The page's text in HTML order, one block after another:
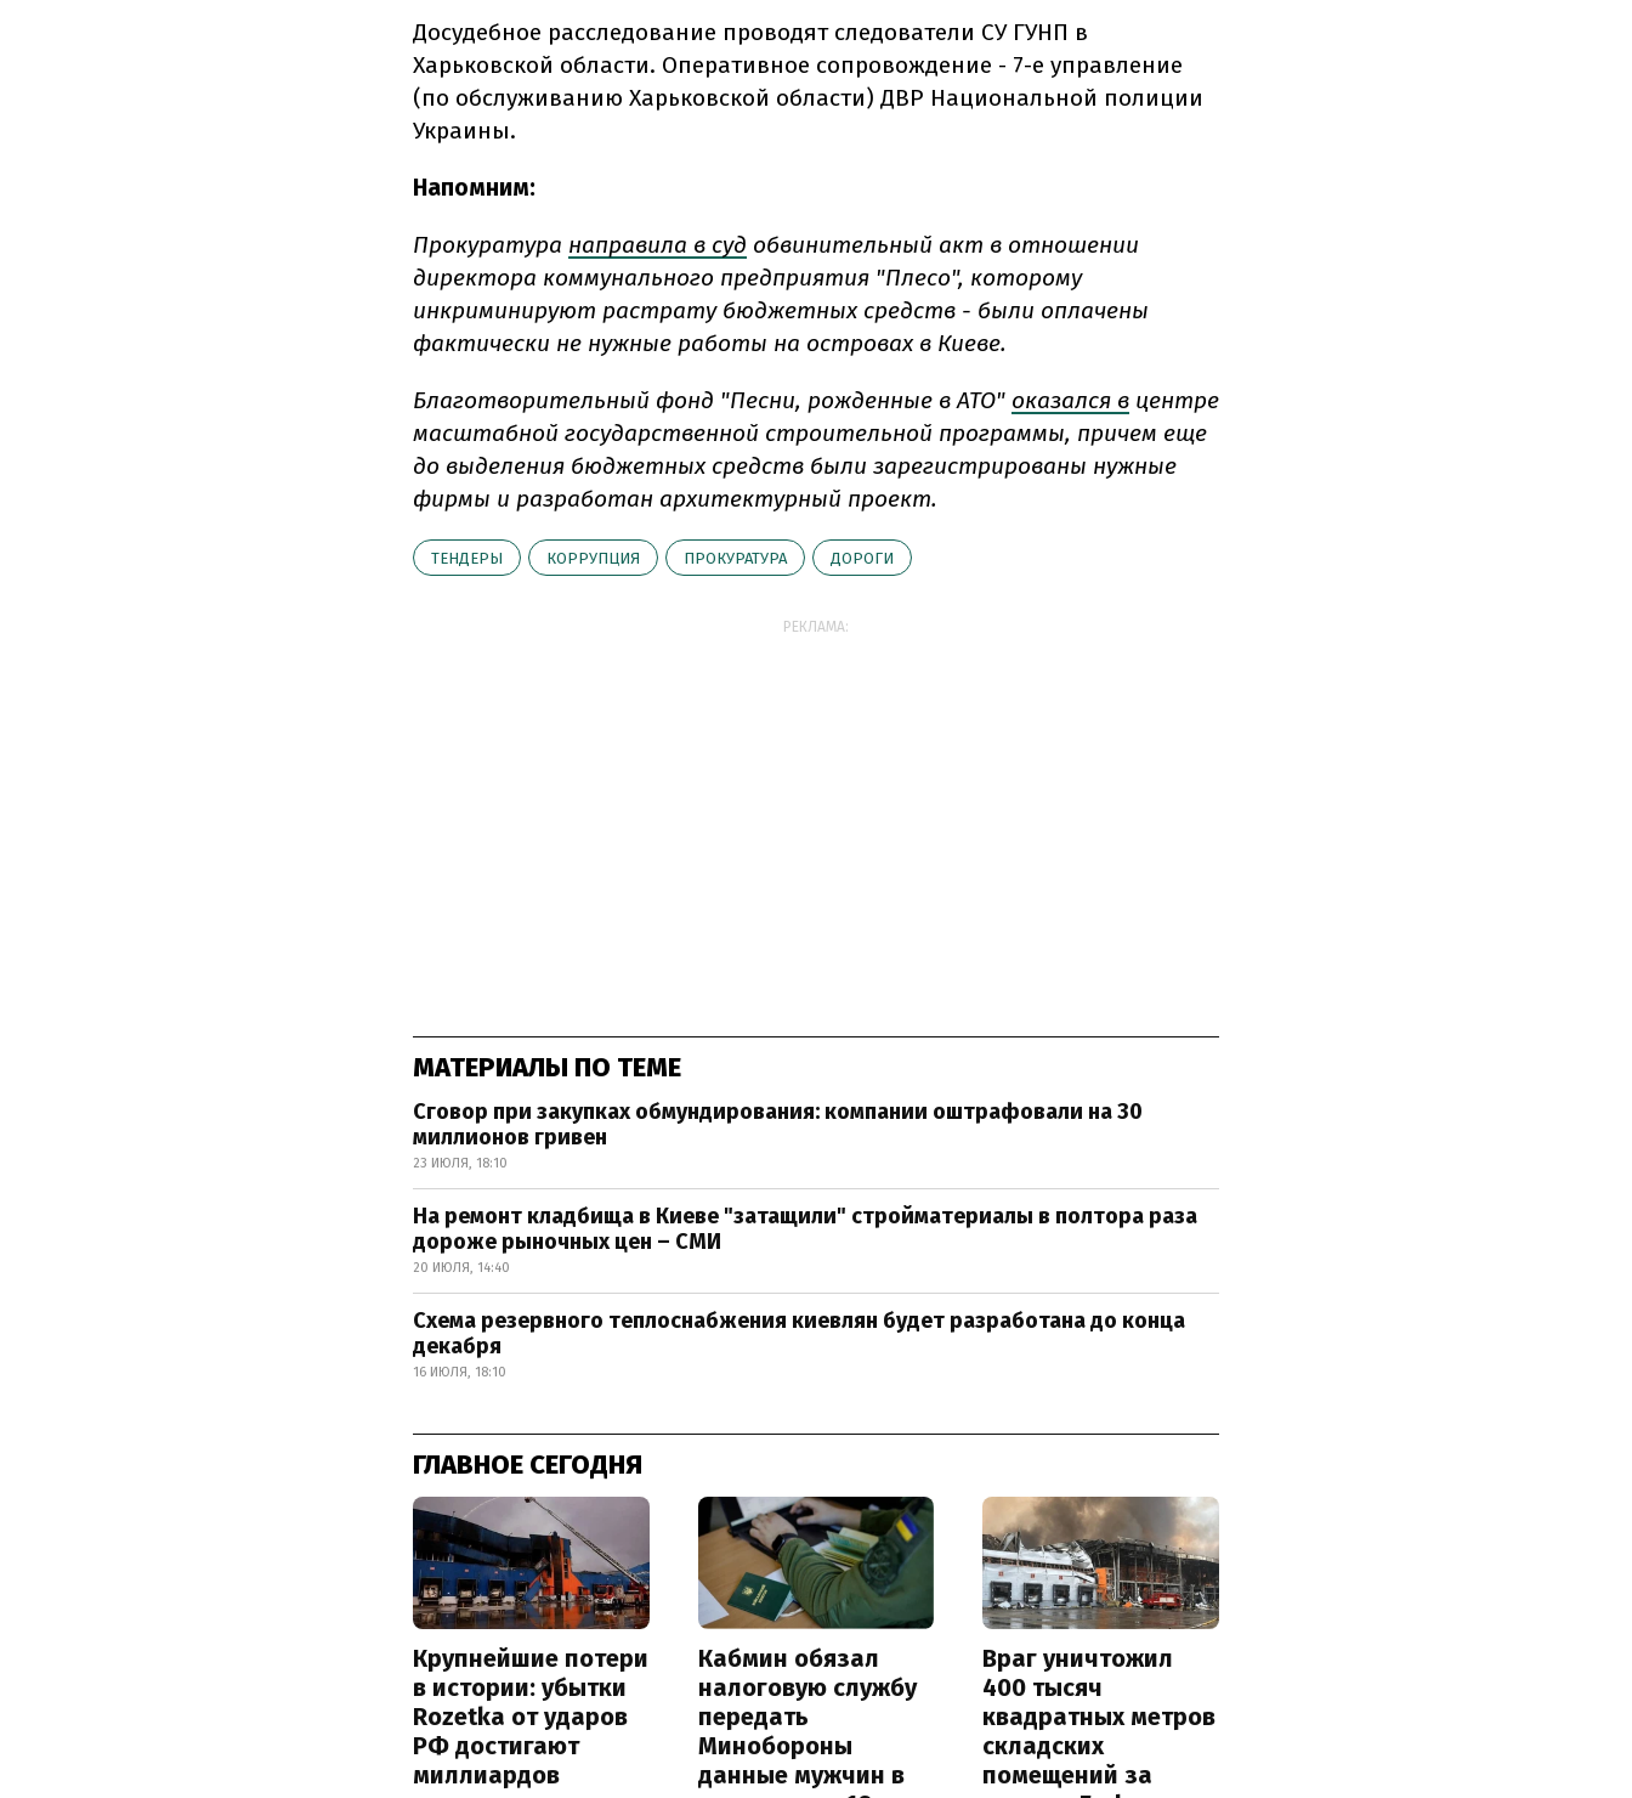
Досудебное расследование проводят следователи СУ ГУНП в
Харьковской области. Оперативное сопровождение - 7-е управление
(по обслуживанию Харьковской области) ДВР Национальной полиции
Украины.
Напомним:
Прокуратура направила в суд обвинительный акт в отношении
директора коммунального предприятия "Плесо", которому
инкриминируют растрату бюджетных средств - были оплачены
фактически не нужные работы на островах в Киеве.
Благотворительный фонд "Песни, рожденные в АТО" оказался в центре
масштабной государственной строительной программы, причем еще
до выделения бюджетных средств были зарегистрированы нужные
фирмы и разработан архитектурный проект.
ТЕНДЕРЫ КОРРУПЦИЯ ПРОКУРАТУРА ДОРОГИ
РЕКЛАМА:
МАТЕРИАЛЫ ПО ТЕМЕ
Сговор при закупках обмундирования: компании оштрафовали на 30
миллионов гривен
23 ИЮЛЯ, 18:10
На ремонт кладбища в Киеве "затащили" стройматериалы в полтора раза
дороже рыночных цен – СМИ
20 ИЮЛЯ, 14:40
Схема резервного теплоснабжения киевлян будет разработана до конца
декабря
16 ИЮЛЯ, 18:10
ГЛАВНОЕ СЕГОДНЯ
Крупнейшие потери
в истории: убытки
Rozetka от ударов
РФ достигают
миллиардов
Кабмин обязал
налоговую службу
передать
Минобороны
данные мужчин в
Враг уничтожил
400 тысяч
квадратных метров
складских
помещений за